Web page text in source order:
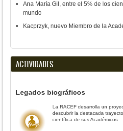
Ana María Gil, entre el 5% de los
mundo
Kacprzyk, nuevo Miembro de la
ACTIVIDADES
Legados biográficos
La RACEF desarrolla un
descubrir la destacada
científica de sus Académicos